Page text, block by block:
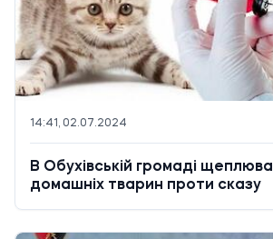
14:41, 02.07.2024
В Обухівській громаді
домашніх тварин проти сказу